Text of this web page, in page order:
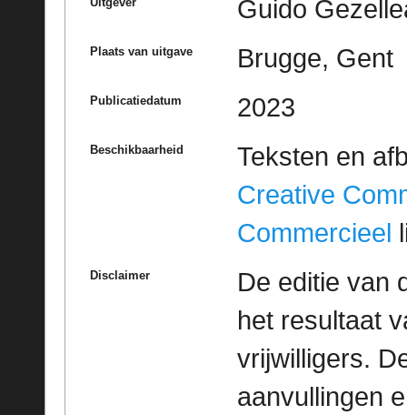
Guido
Plaats van uitgave Brugge, Gent
Publicatiedatum 2023
Beschikbaarheid
Teksten en
Creative
Commercieel
Disclaimer
De editie van
het resultaat
vrijwilligers.
aanvullingen